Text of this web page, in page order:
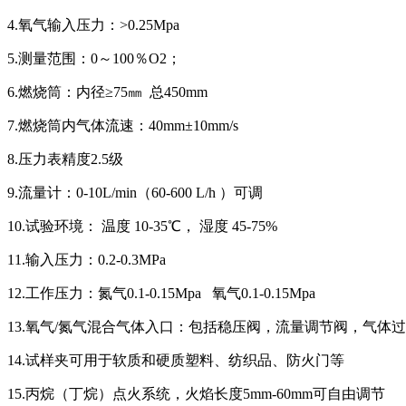
4.氧气输入压力：>0.25Mpa
5.测量范围：0～100％O2；
6.燃烧筒：内径≥75㎜ 总450mm
7.燃烧筒内气体流速：40mm±10mm/s
8.压力表精度2.5级
9.流量计：0-10L/min（60-600 L/h ）可调
10.试验环境： 温度 10-35℃， 湿度 45-75%
11.输入压力：0.2-0.3MPa
12.工作压力：氮气0.1-0.15Mpa 氧气0.1-0.15Mpa
13.氧气/氮气混合气体入口：包括稳压阀，流量调节阀，气体
14.试样夹可用于软质和硬质塑料、纺织品、防火门等
15.丙烷（丁烷）点火系统，火焰长度5mm-60mm可自由调节